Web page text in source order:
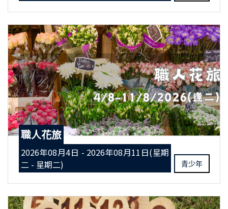
職人花旅
2026年08月4日 - 2026年08月11日(星期
二 - 星期二)
青少年